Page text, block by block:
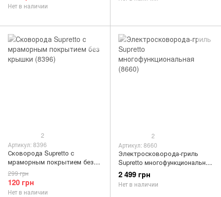
Нет в наличии
2
Артикул: 8396
Сковорода Supretto с
мраморным покрытием без
крышки (8396)
120 грн
299 грн
Нет в наличии
2
Артикул: 8660
Электросковорода-гриль
Supretto многофункциональная
(8660)
2 499 грн
Нет в наличии